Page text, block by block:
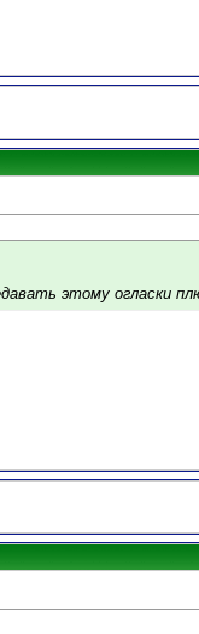
этому огласки